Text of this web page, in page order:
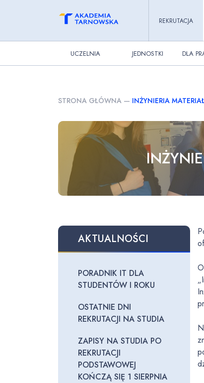
REKRUTACJA
UCZELNIA JEDNOSTKI DLA
STRONA GŁÓWNA — INŻYNIERIA
AKTUALNOŚCI
PORADNIK IT DLA
STUDENTÓW I ROKU
OSTATNIE DNI
REKRUTACJI NA STUDIA
ZAPISY NA STUDIA PO
REKRUTACJI
PODSTAWOWEJ
KOŃCZĄ SIĘ 1 SIERPNIA